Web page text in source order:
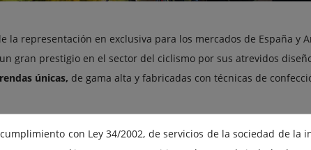
la representación en exclusiva para los mercados de España y
gran prestigio en el sector del ciclismo por sus atrevidos
únicas, de gama alta y fabricadas con técnicas de
, un experto en la producción de ropa ciclista que tras una
Bergamo enfocó los productos
con Ley 34/2002, de servicios de la sociedad de la